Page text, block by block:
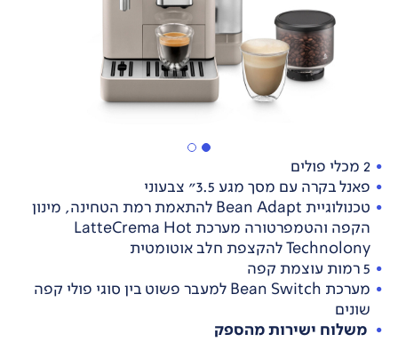
2 מכלי פולים
פאנל בקרה עם מסך מגע 3.5” צבעוני
טכנולוגיית Bean Adapt להתאמת רמת הטחינה, מינון
הקפה והטמפרטורה מערכת LatteCrema Hot
Technolony להקצפת חלב אוטומטית
5 רמות עוצמת קפה
מערכת Bean Switch למעבר פשוט בין סוגי פולי קפה
שונים
משלוח ישירות מהספק